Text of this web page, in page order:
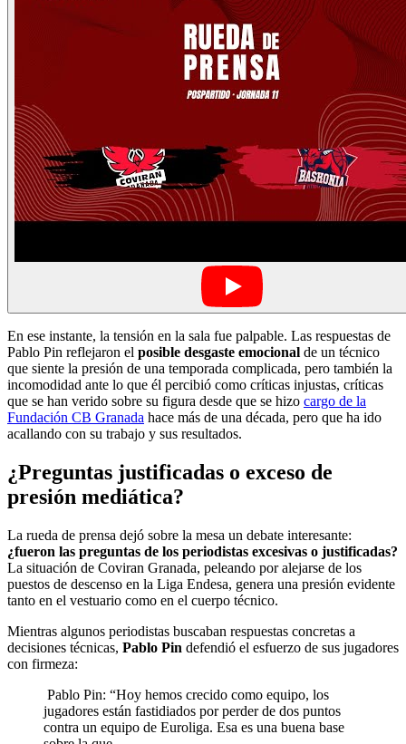
En ese instante, la tensión en la sala fue palpable. Las respuestas de
Pablo Pin reflejaron el posible desgaste emocional de un técnico
que siente la presión de una temporada complicada, pero también la
incomodidad ante lo que él percibió como críticas injustas, críticas
que se han verido sobre su figura desde que se hizo cargo de la
Fundación CB Granada hace más de una década, pero que ha ido
acallando con su trabajo y sus resultados.
¿Preguntas justificadas o exceso de
presión mediática?
La rueda de prensa dejó sobre la mesa un debate interesante:
¿fueron las preguntas de los periodistas excesivas o justificadas?
La situación de Coviran Granada, peleando por alejarse de los
puestos de descenso en la Liga Endesa, genera una presión evidente
tanto en el vestuario como en el cuerpo técnico.
Mientras algunos periodistas buscaban respuestas concretas a
decisiones técnicas, Pablo Pin defendió el esfuerzo de sus jugadores
con firmeza:
Pablo Pin: “Hoy hemos crecido como equipo, los
jugadores están fastidiados por perder de dos puntos
contra un equipo de Euroliga. Esa es una buena base